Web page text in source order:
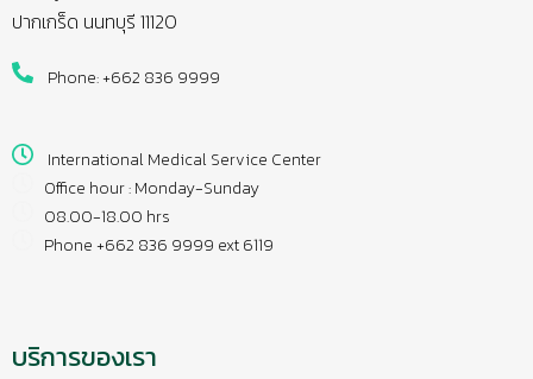
ปากเกร็ด นนทบุรี 11120
Phone: +662 836 9999
International Medical Service Center
Office hour : Monday-Sunday
08.00-18.00 hrs
Phone +662 836 9999 ext 6119
บริการของเรา